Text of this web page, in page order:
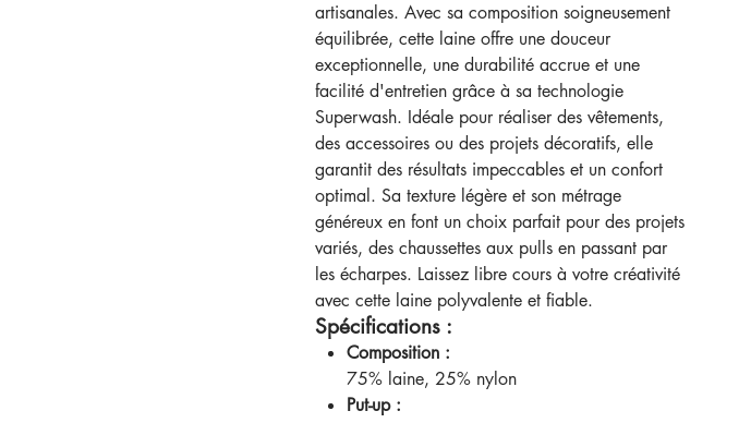
artisanales. Avec sa composition soigneusement
équilibrée, cette laine offre une douceur
exceptionnelle, une durabilité accrue et une
facilité d'entretien grâce à sa technologie
Superwash. Idéale pour réaliser des vêtements,
des accessoires ou des projets décoratifs, elle
garantit des résultats impeccables et un confort
optimal. Sa texture légère et son métrage
généreux en font un choix parfait pour des projets
variés, des chaussettes aux pulls en passant par
les écharpes. Laissez libre cours à votre créativité
avec cette laine polyvalente et fiable.
Spécifications :
Composition :
75% laine, 25% nylon
Put-up :